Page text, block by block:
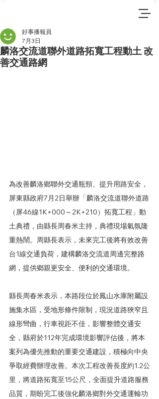
麟洛交流道聯外道路拓寬工程動土 改
善交通路網
好事播報員
7月3日
為改善麟洛鄉聯外交通瓶頸、提升用路安全，
屏東縣政府7月2日舉辦「麟洛交流道聯外道路
（屏46線1K+000～2K+210）拓寬工程」動
土典禮，由縣長周春米主持，典禮現場氣氛隆
重熱鬧。周縣長表示，未來完工後將有效改善
台1線交通負荷，建構麟洛交流道周邊完整路
網，提供鄉親更安全、便利的交通環境。
縣長周春米表示，本路段位於鳳山水庫附屬設
施集水區，受地形條件限制，現況道路狹窄且
線形彎曲，行車視距不佳，影響整體交通安
全，縣府於112年完成環境影響評估後，將本
案列為優先推動的重要交通建設，積極向中央
爭取經費辦理改善。本次工程改善長度約1.2公
里，將道路拓寬至15公尺，全面提升道路服務
品質，期盼完工後強化麟洛鄉對外交通運輸功